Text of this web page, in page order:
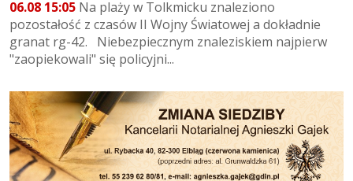
06.08 15:05 Na plaży w Tolkmicku znaleziono
pozostałość z czasów II Wojny Światowej a dokładnie
granat rg-42. Niebezpiecznym znaleziskiem najpierw
"zaopiekowali" się policyjni...